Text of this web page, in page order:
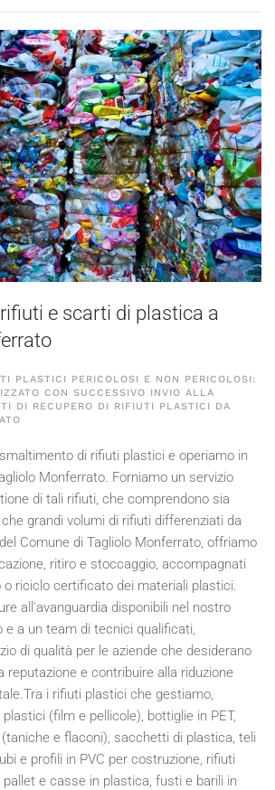
e scarti di plastica a
PLASTICI PERICOLOSI E NON PERICOLOSI:
CON SUCCESSIVO INVIO ALLA
DI RECUPERO DI RIFIUTI PLASTICI DA
di rifiuti plastici e operiamo in
Monferrato. Forniamo un servizio
di tali rifiuti, che comprendono sia
grandi volumi di rifiuti differenziati da
Comune di Tagliolo Monferrato, offriamo
ritiro e stoccaggio, accompagnati
riciclo certificato dei materiali plastici.
all'avanguardia disponibili nel nostro
e a un team di tecnici qualificati,
di qualità per le aziende che desiderano
reputazione e contribuire alla riduzione
i rifiuti plastici che gestiamo,
(film e pellicole), bottiglie in PET,
e flaconi), sacchetti di plastica, teli
e profili in PVC per costruzione, rifiuti
e casse in plastica, fusti e barili in